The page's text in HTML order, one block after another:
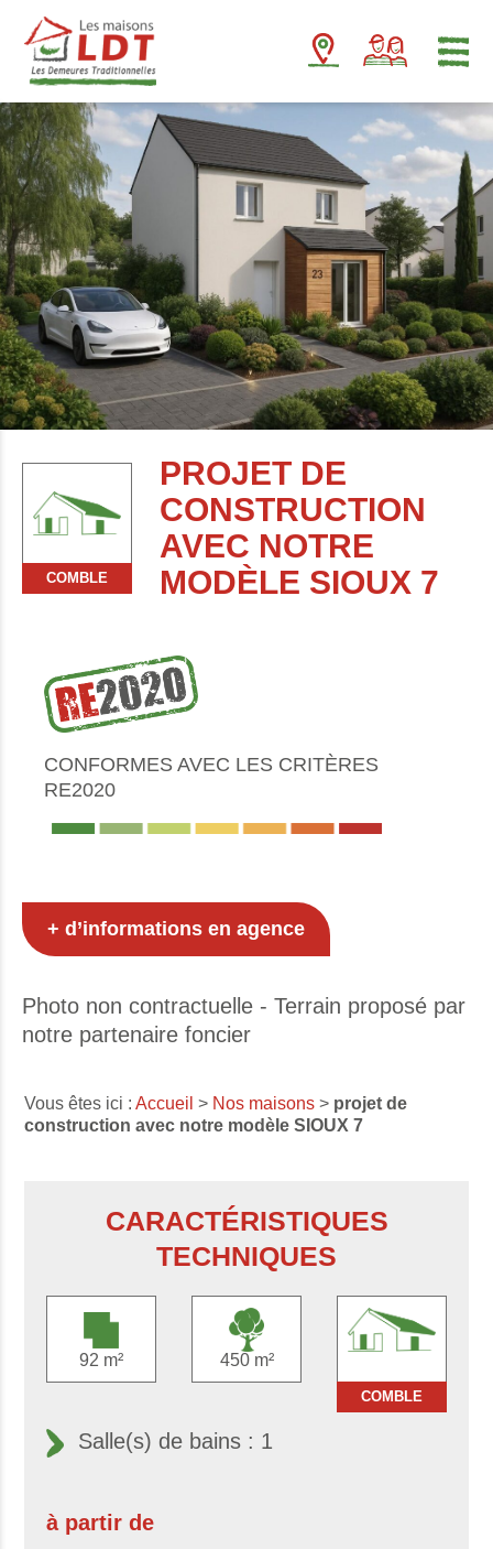
COMBLE
PROJET DE
CONSTRUCTION
AVEC NOTRE
MODÈLE SIOUX 7
CONFORMES AVEC LES CRITÈRES
RE2020
+ d’informations en agence
Photo non contractuelle - Terrain proposé par
notre partenaire foncier
Vous êtes ici :Accueil > Nos maisons > projet de
construction avec notre modèle SIOUX 7
CARACTÉRISTIQUES
TECHNIQUES
92 m² 450 m²
COMBLE
Salle(s) de bains : 1
à partir de